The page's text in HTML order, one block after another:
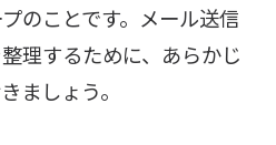
のことです。メール送信
理するために、あらかじ
ましょう。